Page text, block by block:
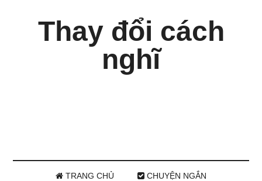
Thay đổi cách
nghĩ
TRANG CHỦ CHUYỆN NGẮN